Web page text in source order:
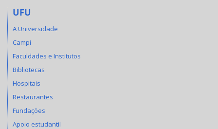
UFU
A Universidade
Campi
Faculdades e Institutos
Bibliotecas
Hospitais
Restaurantes
Fundações
Apoio estudantil